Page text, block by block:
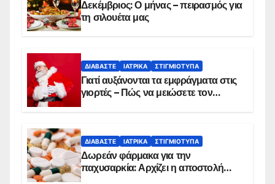
Δεκέμβριος: Ο μήνας – πειρασμός για
τη σιλουέτα μας
ΔΙΑΒΆΣΤΕ ΙΑΤΡΙΚΆ ΣΤΙΓΜΙΌΤΥΠΑ
Γιατί αυξάνονται τα εμφράγματα στις
γιορτές – Πώς να μειώσετε τον
ΔΙΑΒΆΣΤΕ ΙΑΤΡΙΚΆ ΣΤΙΓΜΙΌΤΥΠΑ
Δωρεάν φάρμακα για την
παχυσαρκία: Αρχίζει η αποστολή